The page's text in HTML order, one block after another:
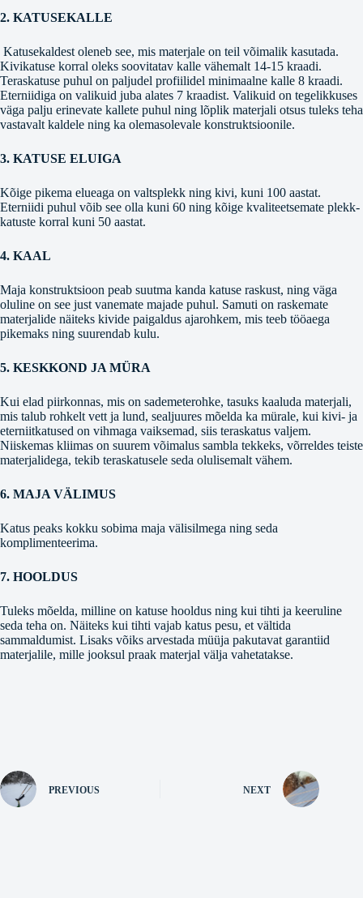
2. KATUSEKALLE
Katusekaldest oleneb see, mis materjale on teil võimalik kasutada.
Kivikatuse korral oleks soovitatav kalle vähemalt 14-15 kraadi.
Teraskatuse puhul on paljudel profiilidel minimaalne kalle 8 kraadi.
Eterniidiga on valikuid juba alates 7 kraadist. Valikuid on tegelikkuses
väga palju erinevate kallete puhul ning lõplik materjali otsus tuleks teha
vastavalt kaldele ning ka olemasolevale konstruktsioonile.
3. KATUSE ELUIGA
Kõige pikema elueaga on valtsplekk ning kivi, kuni 100 aastat.
Eterniidi puhul võib see olla kuni 60 ning kõige kvaliteetsemate plekk-
katuste korral kuni 50 aastat.
4. KAAL
Maja konstruktsioon peab suutma kanda katuse raskust, ning väga
oluline on see just vanemate majade puhul. Samuti on raskemate
materjalide näiteks kivide paigaldus ajarohkem, mis teeb tööaega
pikemaks ning suurendab kulu.
5. KESKKOND JA MÜRA
Kui elad piirkonnas, mis on sademeterohke, tasuks kaaluda materjali,
mis talub rohkelt vett ja lund, sealjuures mõelda ka mürale, kui kivi- ja
eterniitkatused on vihmaga vaiksemad, siis teraskatus valjem.
Niiskemas kliimas on suurem võimalus sambla tekkeks, võrreldes teiste
materjalidega, tekib teraskatusele seda olulisemalt vähem.
6. MAJA VÄLIMUS
Katus peaks kokku sobima maja välisilmega ning seda
komplimenteerima.
7. HOOLDUS
Tuleks mõelda, milline on katuse hooldus ning kui tihti ja keeruline
seda teha on. Näiteks kui tihti vajab katus pesu, et vältida
sammaldumist. Lisaks võiks arvestada müüja pakutavat garantiid
materjalile, mille jooksul praak materjal välja vahetatakse.
PREVIOUS NEXT